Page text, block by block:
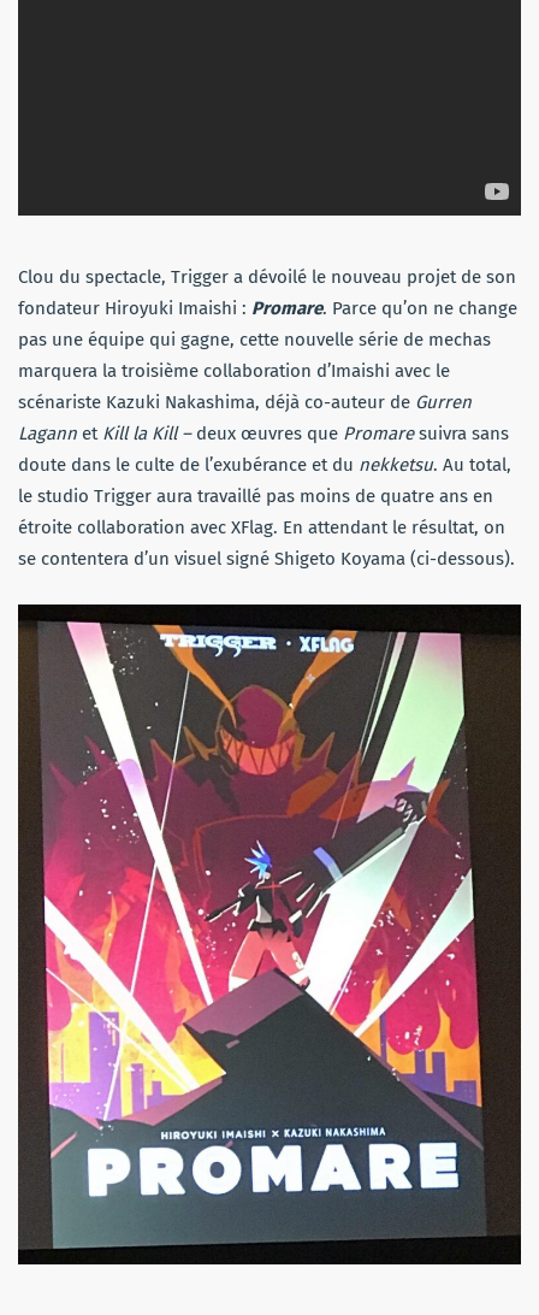
Clou du spectacle, Trigger a dévoilé le nouveau projet de son
fondateur Hiroyuki Imaishi : Promare. Parce qu’on ne change
pas une équipe qui gagne, cette nouvelle série de mechas
marquera la troisième collaboration d’Imaishi avec le
scénariste Kazuki Nakashima, déjà co-auteur de Gurren
Lagann et Kill la Kill – deux œuvres que Promaresuivra sans
doute dans le culte de l’exubérance et du nekketsu. Au total,
le studio Trigger aura travaillé pas moins de quatre ans en
étroite collaboration avec XFlag. En attendant le résultat, on
se contentera d’un visuel signé Shigeto Koyama (ci-dessous).